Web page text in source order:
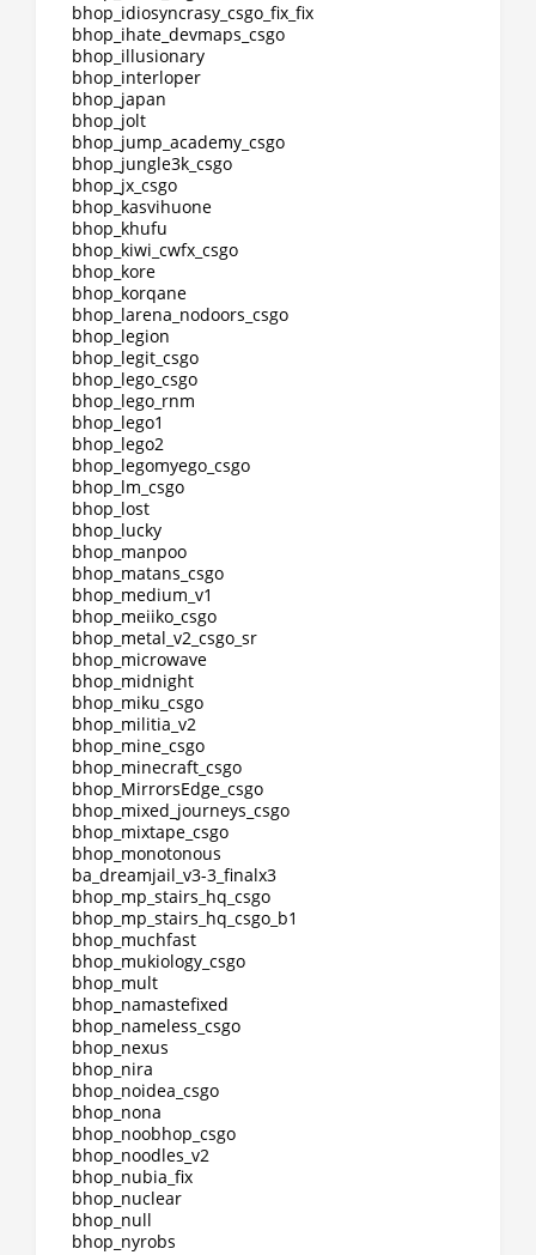
bhop_idiosyncrasy_csgo_fix_fix
bhop_ihate_devmaps_csgo
bhop_illusionary
bhop_interloper
bhop_japan
bhop_jolt
bhop_jump_academy_csgo
bhop_jungle3k_csgo
bhop_jx_csgo
bhop_kasvihuone
bhop_khufu
bhop_kiwi_cwfx_csgo
bhop_kore
bhop_korqane
bhop_larena_nodoors_csgo
bhop_legion
bhop_legit_csgo
bhop_lego_csgo
bhop_lego_rnm
bhop_lego1
bhop_lego2
bhop_legomyego_csgo
bhop_lm_csgo
bhop_lost
bhop_lucky
bhop_manpoo
bhop_matans_csgo
bhop_medium_v1
bhop_meiiko_csgo
bhop_metal_v2_csgo_sr
bhop_microwave
bhop_midnight
bhop_miku_csgo
bhop_militia_v2
bhop_mine_csgo
bhop_minecraft_csgo
bhop_MirrorsEdge_csgo
bhop_mixed_journeys_csgo
bhop_mixtape_csgo
bhop_monotonous
ba_dreamjail_v3-3_finalx3
bhop_mp_stairs_hq_csgo
bhop_mp_stairs_hq_csgo_b1
bhop_muchfast
bhop_mukiology_csgo
bhop_mult
bhop_namastefixed
bhop_nameless_csgo
bhop_nexus
bhop_nira
bhop_noidea_csgo
bhop_nona
bhop_noobhop_csgo
bhop_noodles_v2
bhop_nubia_fix
bhop_nuclear
bhop_null
bhop_nyrobs